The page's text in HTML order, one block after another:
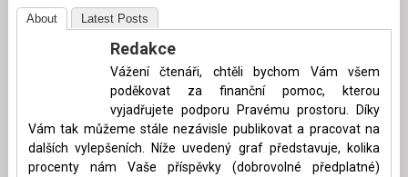
About Latest Posts
Redakce
Vážení čtenáři, chtěli bychom Vám všem
poděkovat za finanční pomoc, kterou
vyjadřujete podporu Pravému prostoru. Díky
Vám tak můžeme stále nezávisle publikovat a pracovat na
dalších vylepšeních. Níže uvedený graf představuje, kolika
procenty nám Vaše příspěvky (dobrovolné předplatné)